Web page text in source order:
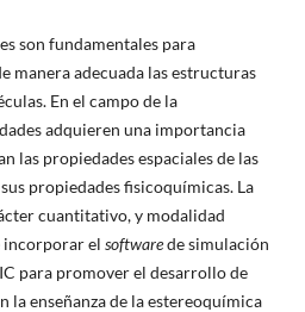
son fundamentales para
manera adecuada las estructuras
En el campo de la
adquieren una importancia
las propiedades espaciales de las
propiedades fisicoquímicas. La
cuantitativo, y modalidad
incorporar el softwarede simulación
para promover el desarrollo de
la enseñanza de la estereoquímica